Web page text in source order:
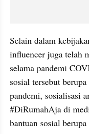
Selain dalam
influencer juga telah
selama pandemi
sosial tersebut
pandemi, sosialisasi
#DiRumahAja di
bantuan sosial